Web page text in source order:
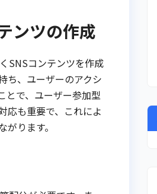
ンツの作成
SNSコンテンツを作成
ち、ユーザーのアクシ
とで、ユーザー参加型
応も重要で、これによ
ります。